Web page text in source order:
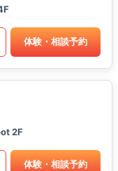
体験・相談予約
2F
体験・相談予約